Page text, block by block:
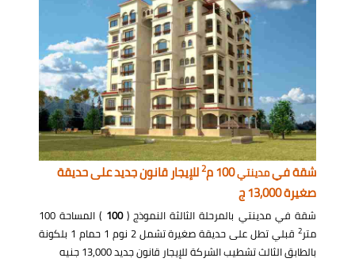
شقة فيمدينتي100 م 2للإيجار قانون جديد على حديقة
صغيرة 13,000 ج
شقة في مدينتي بالمرحلة الثالثة النموذج (100
) المساحة 100
متر2
قبلي تطل على حديقة صغيرة تشمل 2 نوم 1 حمام 1 بلكونة
بالطابق الثالث تشطيب الشركة للإيجار قانون جديد 13,000 جنيه